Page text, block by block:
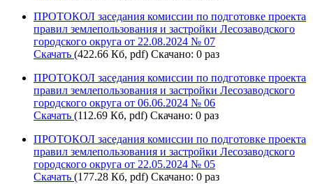
ПРОТОКОЛ заседания комиссии по подготовке проекта
правил землепользования и застройки Лесозаводского
городского округа от 22.08.2024 № 07
Скачать (422.66 Кб, pdf) Скачано: 0 раз
ПРОТОКОЛ заседания комиссии по подготовке проекта
правил землепользования и застройки Лесозаводского
городского округа от 06.06.2024 № 06
Скачать (112.69 Кб, pdf) Скачано: 0 раз
ПРОТОКОЛ заседания комиссии по подготовке проекта
правил землепользования и застройки Лесозаводского
городского округа от 22.05.2024 № 05
Скачать (177.28 Кб, pdf) Скачано: 0 раз